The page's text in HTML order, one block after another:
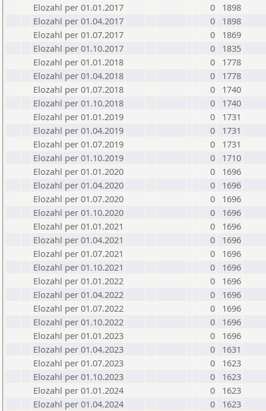
Elozahl per 01.01.2017
0
1898
Elozahl per 01.04.2017
0
1898
Elozahl per 01.07.2017
0
1869
Elozahl per 01.10.2017
0
1835
Elozahl per 01.01.2018
0
1778
Elozahl per 01.04.2018
0
1778
Elozahl per 01.07.2018
0
1740
Elozahl per 01.10.2018
0
1740
Elozahl per 01.01.2019
0
1731
Elozahl per 01.04.2019
0
1731
Elozahl per 01.07.2019
0
1731
Elozahl per 01.10.2019
0
1710
Elozahl per 01.01.2020
0
1696
Elozahl per 01.04.2020
0
1696
Elozahl per 01.07.2020
0
1696
Elozahl per 01.10.2020
0
1696
Elozahl per 01.01.2021
0
1696
Elozahl per 01.04.2021
0
1696
Elozahl per 01.07.2021
0
1696
Elozahl per 01.10.2021
0
1696
Elozahl per 01.01.2022
0
1696
Elozahl per 01.04.2022
0
1696
Elozahl per 01.07.2022
0
1696
Elozahl per 01.10.2022
0
1696
Elozahl per 01.01.2023
0
1696
Elozahl per 01.04.2023
0
1631
Elozahl per 01.07.2023
0
1623
Elozahl per 01.10.2023
0
1623
Elozahl per 01.01.2024
0
1623
Elozahl per 01.04.2024
0
1623